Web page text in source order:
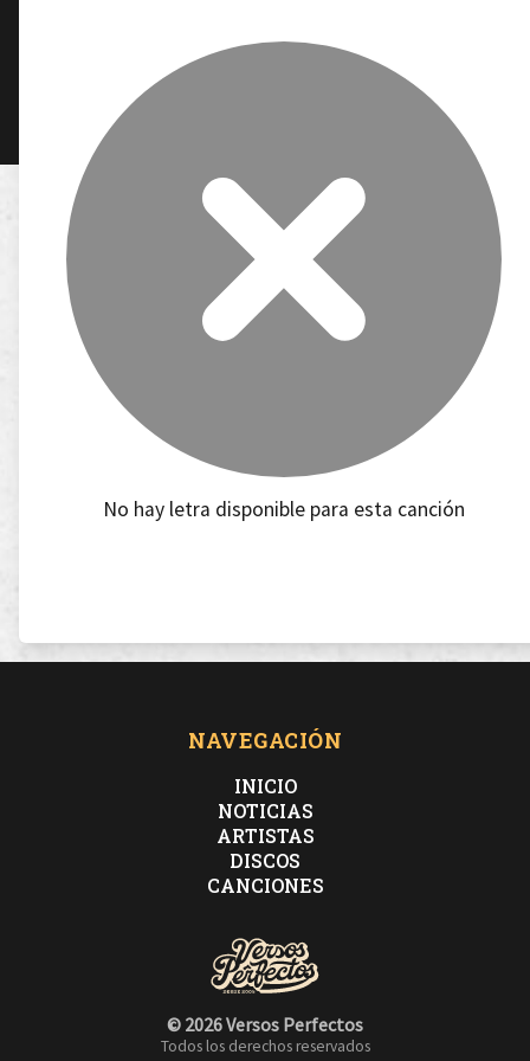
No hay letra disponible para esta canción
NAVEGACIÓN
INICIO
NOTICIAS
ARTISTAS
DISCOS
CANCIONES
© 2026 Versos Perfectos
Todos los derechos reservados